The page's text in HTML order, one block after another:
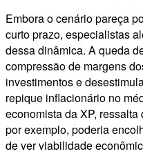
Embora o cenário pareça
curto prazo, especialistas
dessa dinâmica. A queda
compressão de margens
investimentos e
repique inflacionário no
economista da XP,
por exemplo, poderia
de ver viabilidade